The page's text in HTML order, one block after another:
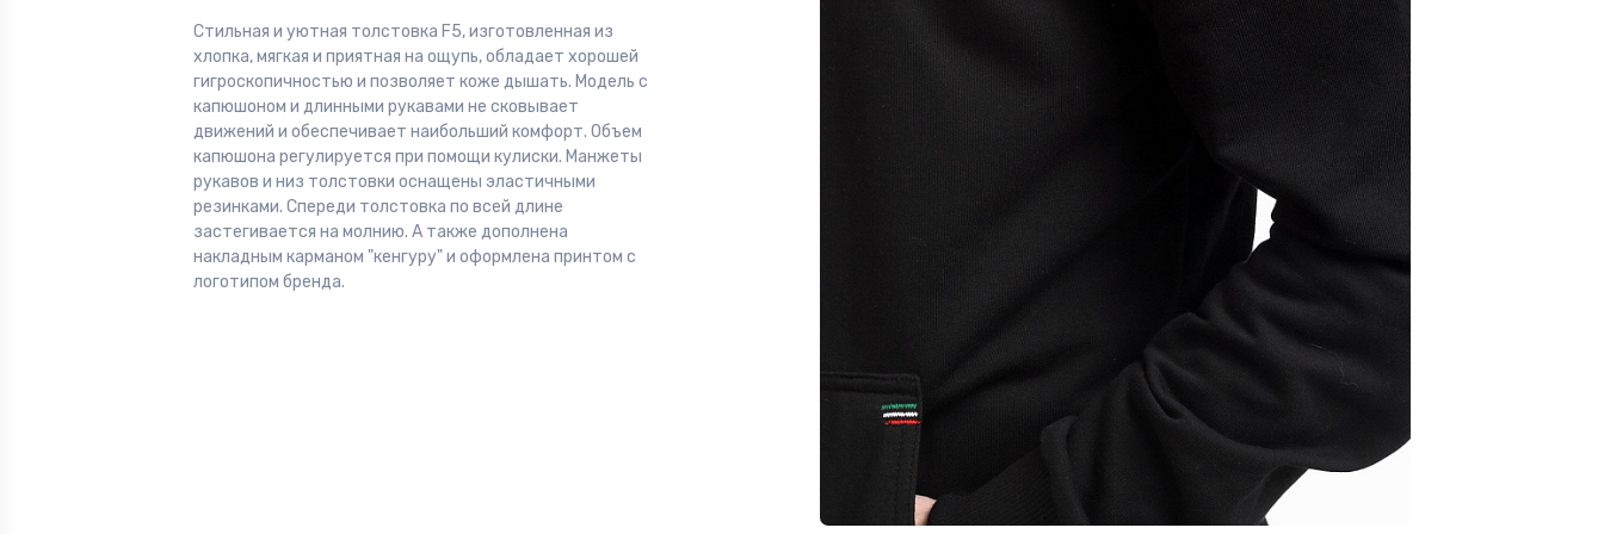
Стильная и уютная толстовка F5, изготовленная из
хлопка, мягкая и приятная на ощупь, обладает хорошей
гигроскопичностью и позволяет коже дышать. Модель с
капюшоном и длинными рукавами не сковывает
движений и обеспечивает наибольший комфорт. Объем
капюшона регулируется при помощи кулиски. Манжеты
рукавов и низ толстовки оснащены эластичными
резинками. Спереди толстовка по всей длине
застегивается на молнию. А также дополнена
накладным карманом "кенгуру" и оформлена принтом с
логотипом бренда.